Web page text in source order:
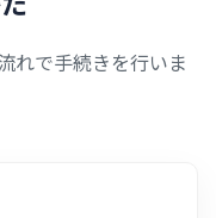
れで手続きを行いま